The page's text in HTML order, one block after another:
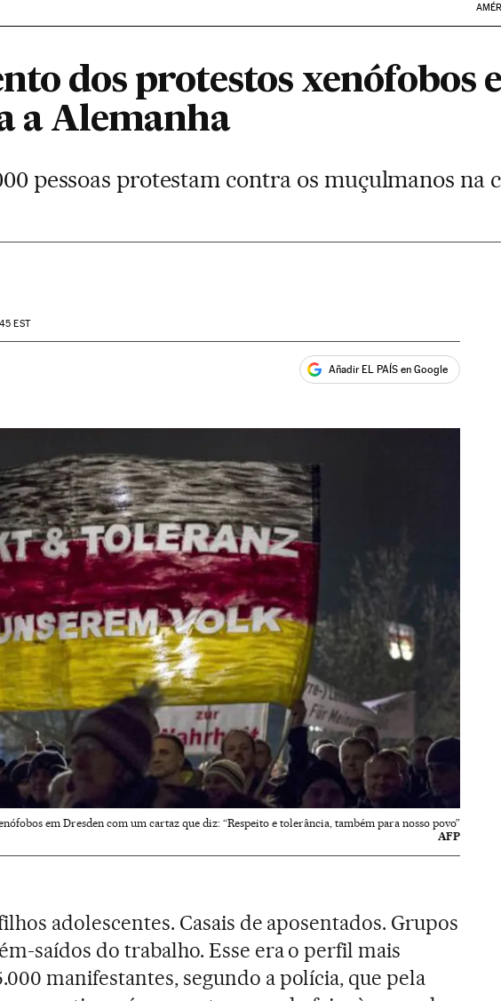
dos protestos xenófobos
a Alemanha
pessoas protestam contra os muçulmanos na
EST
Twitter
Redes Sociales Añadir EL PAÍS en Google
em Dresden com um cartaz que diz: “Respeito e tolerância, também para nosso povo”
AFP
adolescentes. Casais de aposentados. Grupos
saídos do trabalho. Esse era o perfil mais
manifestantes, segundo a polícia, que pela